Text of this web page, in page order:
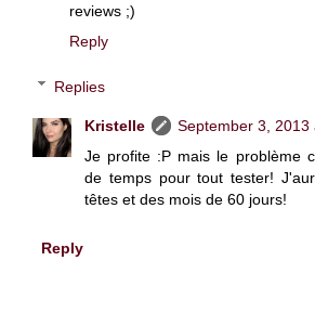
reviews ;)
Reply
Replies
Kristelle
September 3, 2013
Je profite :P mais le problème
de temps pour tout tester!
têtes et des mois de 60 jours!
Reply